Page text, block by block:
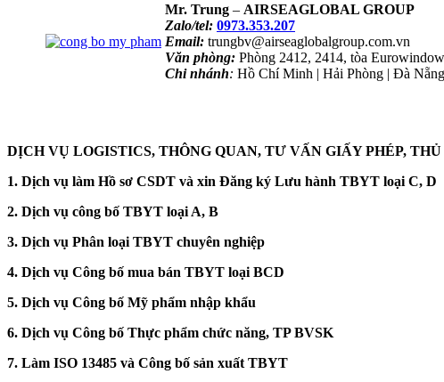
Mr. Trung – AIRSEAGLOBAL GROUP
Zalo/tel: 0973.353.207
Email: trungbv@airseaglobalgroup.com.vn
Văn phòng: Phòng 2412, 2414, tòa
Chi nhánh: Hồ Chí Minh | Hải Phòng | Đà
DỊCH VỤ LOGISTICS, THÔNG QUAN, TƯ VẤN GIẤY PHÉP,
1. Dịch vụ làm Hồ sơ CSDT và xin Đăng ký Lưu hành TBYT loại C, D
2. Dịch vụ công bố TBYT loại A, B
3. Dịch vụ Phân loại TBYT chuyên nghiệp
4. Dịch vụ Công bố mua bán TBYT loại BCD
5. Dịch vụ Công bố Mỹ phẩm nhập khẩu
6. Dịch vụ Công bố Thực phẩm chức năng, TP BVSK
7. Làm ISO 13485 và Công bố sản xuất TBYT